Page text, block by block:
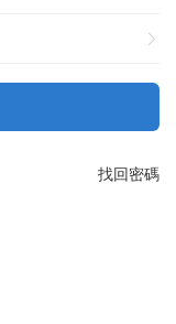
找回密碼